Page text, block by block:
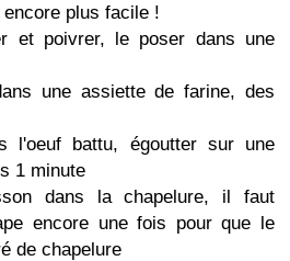
plus facile !
et poivrer, le poser dans une
une assiette de farine, des
l'oeuf battu, égoutter sur une
1 minute
dans la chapelure, il faut
encore une fois pour que le
de chapelure